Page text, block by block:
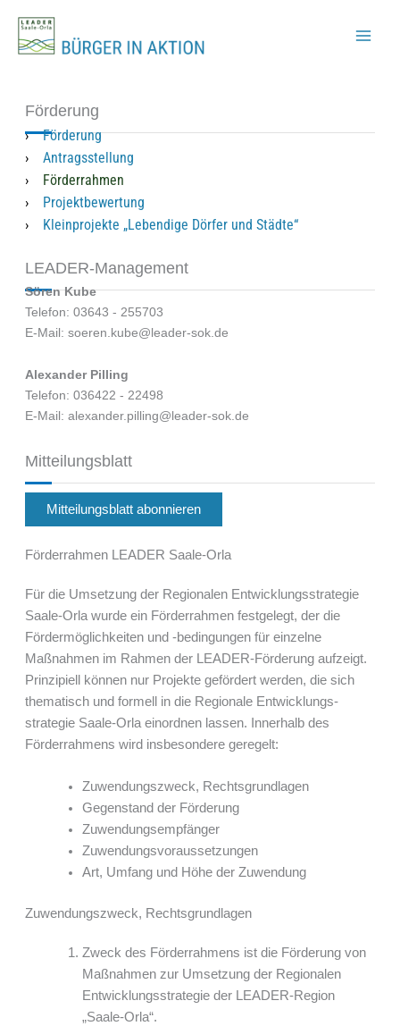
Inhalt
springen
Förderung
Förderung
Antragsstellung
Förderrahmen
Projektbewertung
Kleinprojekte „Lebendige Dörfer und Städte“
LEADER-Management
Sören Kube
Telefon: 03643 - 255703
E-Mail: soeren.kube@leader-sok.de
Alexander Pilling
Telefon: 036422 - 22498
E-Mail: alexander.pilling@leader-sok.de
Mitteilungsblatt
Mitteilungsblatt abonnieren
Förderrahmen LEADER Saale-Orla
Für die Umsetzung der Regionalen Entwicklungsstrategie
Saale-Orla wurde ein Förderrahmen fest­ge­legt, der die
Fördermöglichkeiten und -bedingungen für einzelne
Maßnahmen im Rahmen der LEADER-Förderung aufzeigt.
Prinzipiell können nur Projekte gefördert werden, die sich
thematisch und formell in die Regionale Entwicklungs­
strategie Saale-Orla einordnen lassen. Innerhalb des
Förder­rahmens wird insbesondere geregelt:
Zuwendungszweck, Rechtsgrundlagen
Gegenstand der Förderung
Zuwendungsempfänger
Zuwendungsvoraussetzungen
Art, Umfang und Höhe der Zuwendung
Zuwendungszweck, Rechtsgrundlagen
Zweck des Förderrahmens ist die Förderung von
Maßnahmen zur Umsetzung der Regionalen
Entwicklungsstrategie der LEADER-Region
„Saale-Orla“.